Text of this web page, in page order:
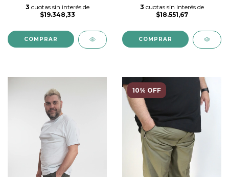
3 cuotas sin interés de
$19.348,33
COMPRAR
3 cuotas sin interés de
$18.551,67
COMPRAR
10% OFF